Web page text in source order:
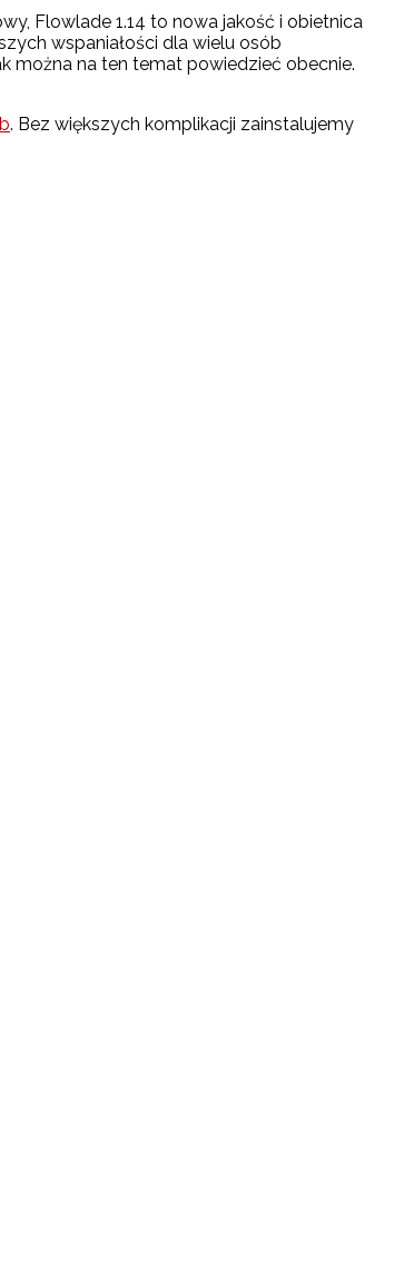
Flowlade 1.14 to nowa jakość i obietnica
wspaniałości dla wielu osób
można na ten temat powiedzieć obecnie.
. Bez większych komplikacji zainstalujemy